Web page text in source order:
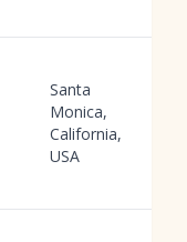
Santa
Monica,
California,
USA